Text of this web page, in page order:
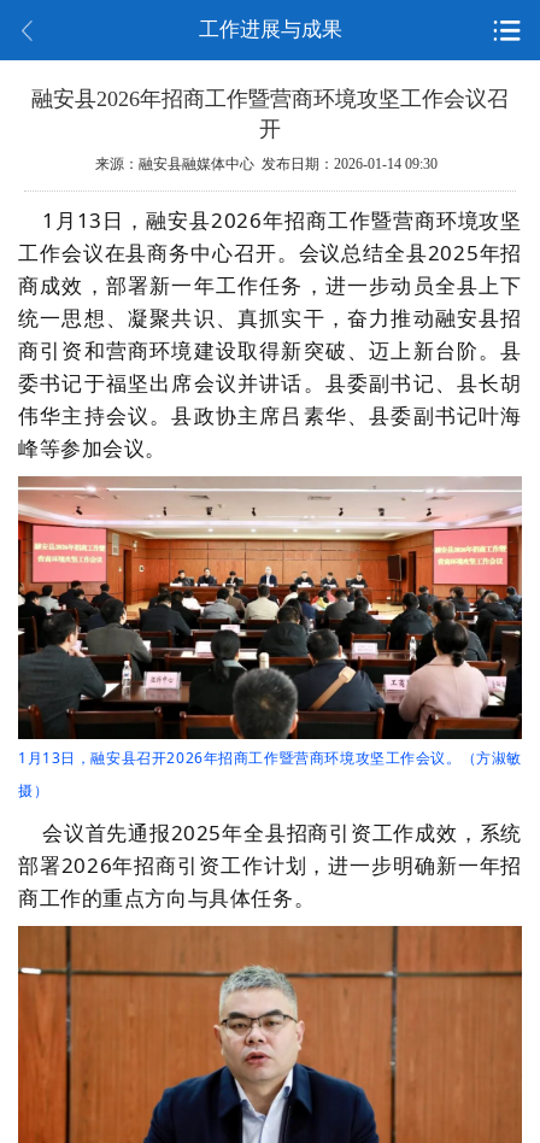
工作进展与成果
融安县2026年招商工作暨营商环境攻坚工作会议召
开
来源：融安县融媒体中心 发布日期：2026-01-14 09:30
1月13日，融安县2026年招商工作暨营商环境攻坚
工作会议在县商务中心召开。会议总结全县2025年招
商成效，部署新一年工作任务，进一步动员全县上下
统一思想、凝聚共识、真抓实干，奋力推动融安县招
商引资和营商环境建设取得新突破、迈上新台阶。县
委书记于福坚出席会议并讲话。县委副书记、县长胡
伟华主持会议。县政协主席吕素华、县委副书记叶海
峰等参加会议。
1月13日，融安县召开2026年招商工作暨营商环境攻坚工作会议。（方淑敏
摄）
会议首先通报2025年全县招商引资工作成效，系统
部署2026年招商引资工作计划，进一步明确新一年招
商工作的重点方向与具体任务。